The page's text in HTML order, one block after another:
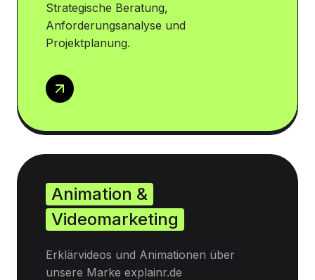
Strategische Beratung,
Anforderungsanalyse und
Projektplanung.
Animation &
Videomarketing
Erklärvideos und Animationen über
unsere Marke explainr.de